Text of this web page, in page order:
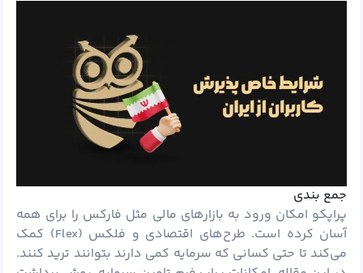
جمع بندی
پراپکو امکان ورود به بازارهای مالی مثل فارکس را برای همه
آسان کرده است. طرح‌های اقتصادی و فلکس (Flex) کمک
می‌کند تا حتی کسانی که سرمایه کمی دارند بتوانند ترید کنند.